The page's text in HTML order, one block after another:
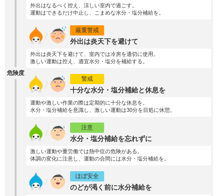
危険度
外出はなるべく控え、涼しい室内で過ごす。
運動はできるだけ中止し、こまめな水分・塩分補給を。
厳重警戒
外出は炎天下を避けて
外出は炎天下を避けて、室内では冷房を適切に使用。
激しい運動は控え、適宜水分・塩分を補給する。
警戒
十分な水分・塩分補給と休息を
運動や激しい作業の際は定期的に十分な休息を。
水分・塩分補給を意識し、激しい運動は30分を目処に休憩。
注意
水分・塩分補給を忘れずに
激しい運動や重労働では熱中症の危険がある。
体調の変化に注意し、運動の合間には水分・塩分補給を。
ほぼ安全
のどが渇く前に水分補給を